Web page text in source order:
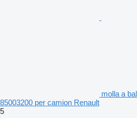
molla a
85003200 per camion Renault
5